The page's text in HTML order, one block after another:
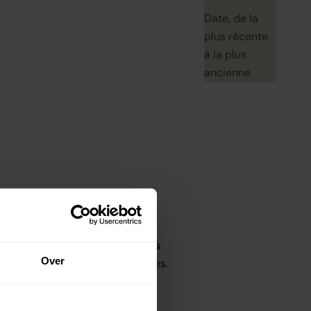
Over
Date, de la
plus récente
à la plus
ancienne
et de vieillissement.
Des
les poches et les cernes.
et nutrition.